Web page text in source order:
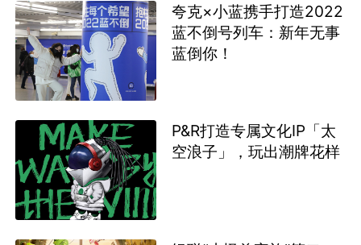
夸克×小蓝携手打造2022
蓝不倒号列车：新年无事
蓝倒你！
P&R打造专属文化IP「太
空浪子」，玩出潮牌花样